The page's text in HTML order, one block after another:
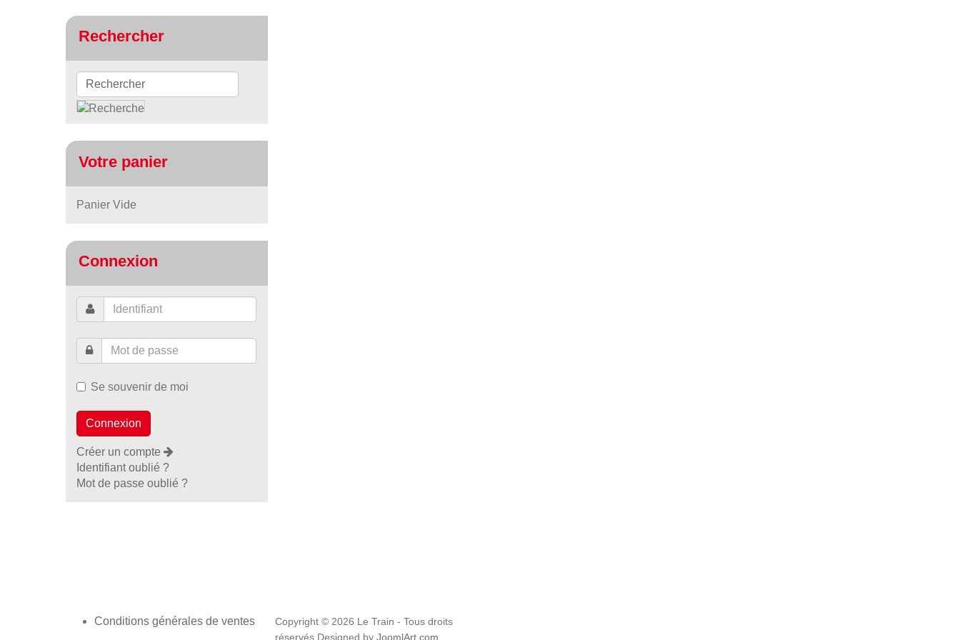
Rechercher
Votre panier
Panier Vide
Connexion
Se souvenir de moi
Créer un compte
Identifiant oublié ?
Mot de passe oublié ?
Conditions générales de ventes
Copyright © 2026 Le Train - Tous droits
réservés Designed by JoomlArt.com